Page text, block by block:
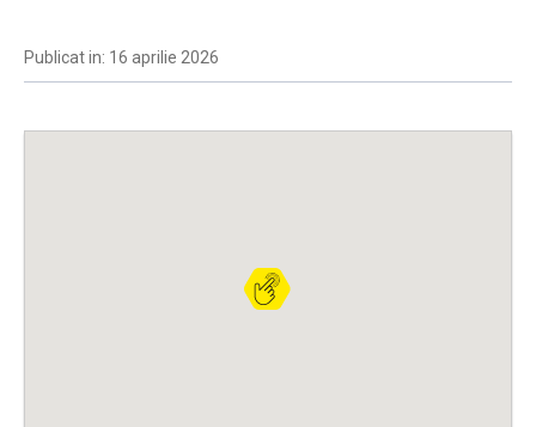
Publicat in: 16 aprilie 2026